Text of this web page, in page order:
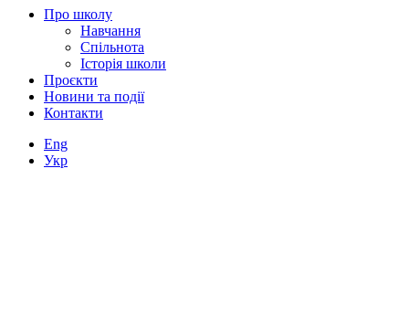
Про школу
Навчання
Спільнота
Історія школи
Проєкти
Новини та події
Контакти
Eng
Укр